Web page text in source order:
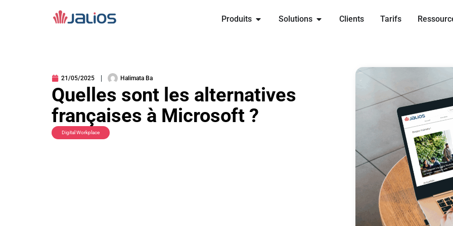
Produits Ouvrir Produits
Solutions Ouvrir Solutions
Clients Tarifs
21/05/2025 Halimata Ba
Quelles sont les alternatives
françaises à Microsoft ?
Digital Workplace